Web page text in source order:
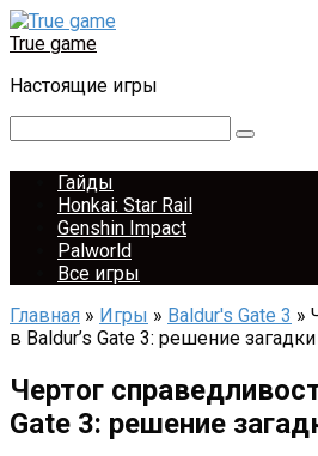
Перейти
к
True game
Настоящие игры
Гайды
Honkai: Star Rail
Genshin Impact
Palworld
Все игры
Главная » Игры » Baldur's Gate 3 »
в Baldur’s Gate 3: решение
Чертог
Gate 3: решение